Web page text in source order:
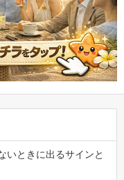
いときに出るサインと